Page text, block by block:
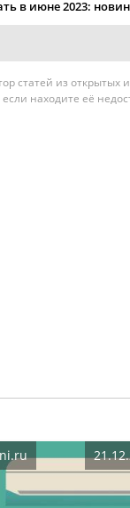
в июне 2023:
статей из
находите её